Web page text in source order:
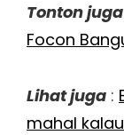
Tonton juga
Focon
Lihat juga :
mahal